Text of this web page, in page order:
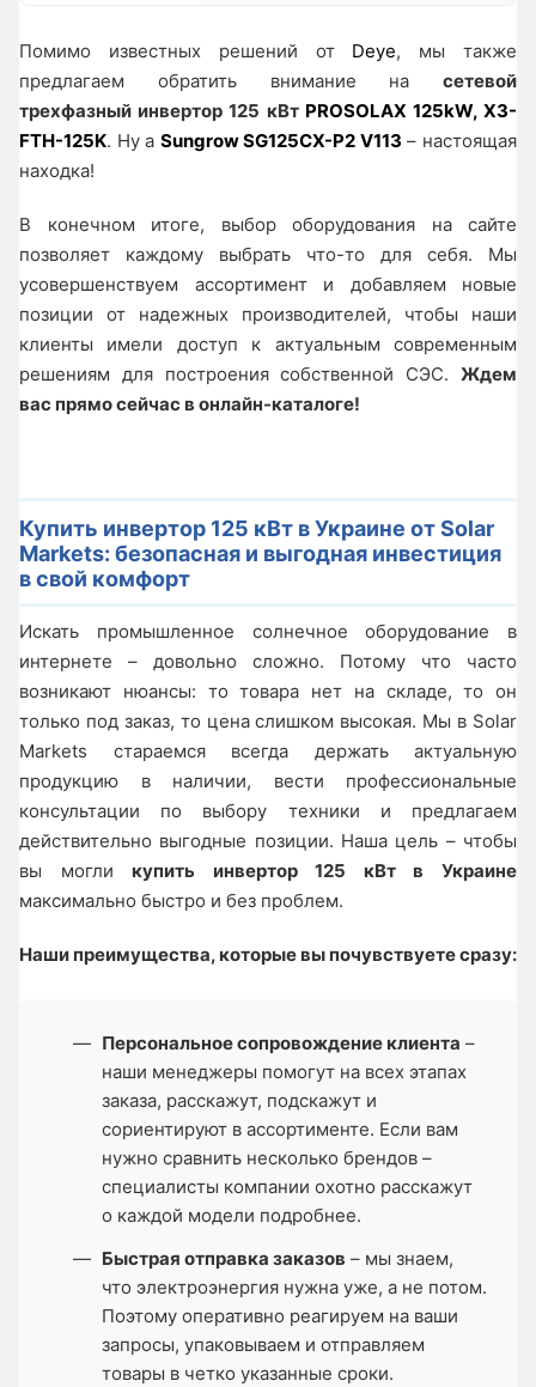
Помимо известных решений от Deye, мы также
предлагаем обратить внимание на сетевой
трехфазный инвертор 125 кВт PROSOLAX 125kW, X3-
FTH-125K. Ну а Sungrow SG125CX-P2 V113 – настоящая
находка!
В конечном итоге, выбор оборудования на сайте
позволяет каждому выбрать что-то для себя. Мы
усовершенствуем ассортимент и добавляем новые
позиции от надежных производителей, чтобы наши
клиенты имели доступ к актуальным современным
решениям для построения собственной СЭС. Ждем
вас прямо сейчас в онлайн-каталоге!
Купить инвертор 125 кВт в Украине от Solar
Markets: безопасная и выгодная инвестиция
в свой комфорт
Искать промышленное солнечное оборудование в
интернете – довольно сложно. Потому что часто
возникают нюансы: то товара нет на складе, то он
только под заказ, то цена слишком высокая. Мы в Solar
Markets стараемся всегда держать актуальную
продукцию в наличии, вести профессиональные
консультации по выбору техники и предлагаем
действительно выгодные позиции. Наша цель – чтобы
вы могли купить инвертор 125 кВт в Украине
максимально быстро и без проблем.
Наши преимущества, которые вы почувствуете сразу:
Персональное сопровождение клиента –
наши менеджеры помогут на всех этапах
заказа, расскажут, подскажут и
сориентируют в ассортименте. Если вам
нужно сравнить несколько брендов –
специалисты компании охотно расскажут
о каждой модели подробнее.
Быстрая отправка заказов – мы знаем,
что электроэнергия нужна уже, а не потом.
Поэтому оперативно реагируем на ваши
запросы, упаковываем и отправляем
товары в четко указанные сроки.